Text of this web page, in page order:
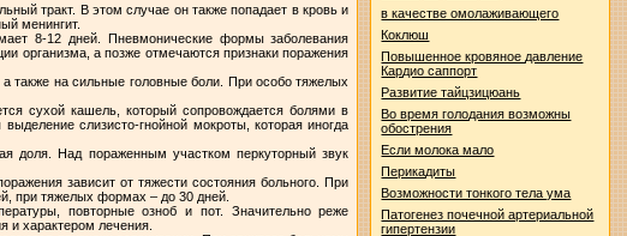
тракт. В этом случае он также попадает в кровь и
менингит.
8-12 дней. Пневмонические формы заболевания
организма, а позже отмечаются признаки поражения
также на сильные головные боли. При особо тяжелых
сухой кашель, который сопровождается болями в
слизисто-гнойной мокроты, которая иногда
доля. Над пораженным участком перкуторный звук
зависит от тяжести состояния больного. При
при тяжелых формах – до 30 дней.
повторные озноб и пот. Значительно реже
и характером лечения.
в качестве омолаживающего
Коклюш
Повышенное кровяное давление
Кардио саппорт
Развитие тайцзицюань
Во время голодания возможны
обострения
Если молока мало
Перикадиты
Возможности тонкого тела ума
Патогенез почечной артериальной
гипертензии